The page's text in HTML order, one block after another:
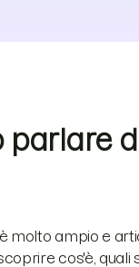
parlare
molto ampio e
cos'è,